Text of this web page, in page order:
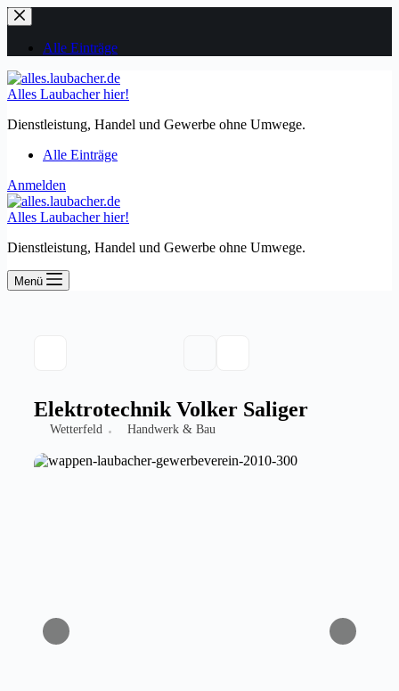
Zum
Inhalt
springenAlle Einträge
Alles Laubacher hier!
Dienstleistung, Handel und Gewerbe ohne Umwege.
Alle Einträge
Anmelden
Alles Laubacher hier!
Dienstleistung, Handel und Gewerbe ohne Umwege.
Menü
Elektrotechnik Volker Saliger
Wetterfeld Handwerk & Bau